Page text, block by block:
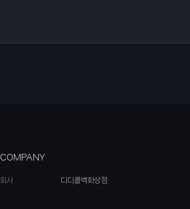
COMPANY
회사 디디콜백화상점